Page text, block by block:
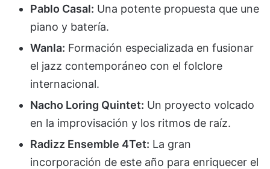
Pablo Casal: Una potente propuesta que une
piano y batería.
Wanla: Formación especializada en fusionar
el jazz contemporáneo con el folclore
internacional.
Nacho Loring Quintet: Un proyecto volcado
en la improvisación y los ritmos de raíz.
Radizz Ensemble 4Tet: La gran
incorporación de este año para enriquecer el